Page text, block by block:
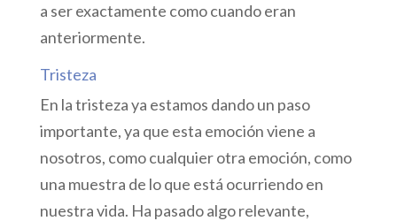
a ser exactamente como cuando eran
anteriormente.
Tristeza
En la tristeza ya estamos dando un paso
importante, ya que esta emoción viene a
nosotros, como cualquier otra emoción, como
una muestra de lo que está ocurriendo en
nuestra vida. Ha pasado algo relevante,